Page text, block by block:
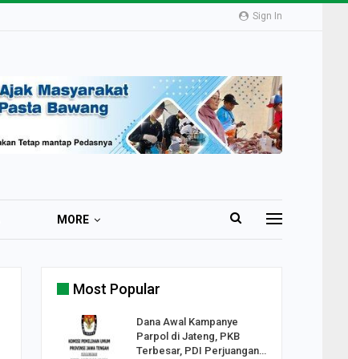
Sign In
MORE
Most Popular
Dana Awal Kampanye
Parpol di Jateng, PKB
Terbesar, PDI Perjuangan…